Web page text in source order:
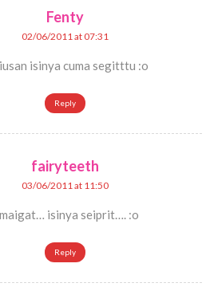
Fenty
02/06/2011 at 07:31
isinya cuma segitttu :o
Reply
fairyteeth
03/06/2011 at 11:50
isinya seiprit…. :o
Reply